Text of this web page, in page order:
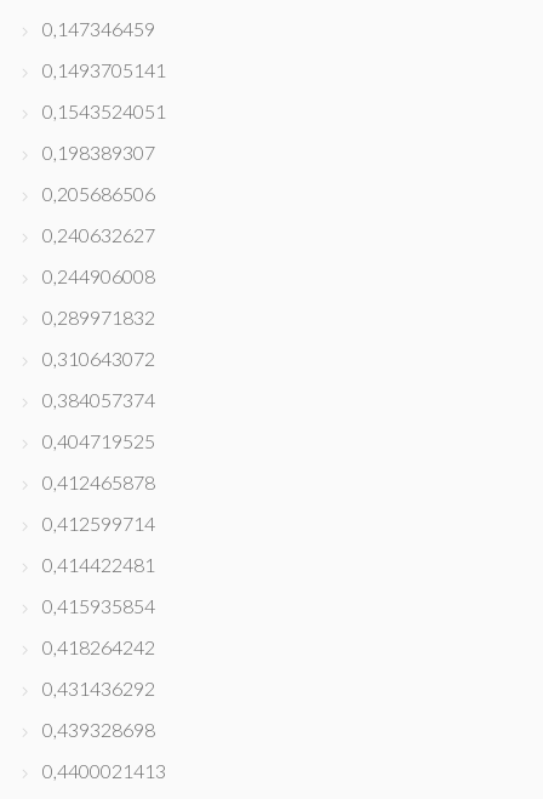
0,147346459
0,1493705141
0,1543524051
0,198389307
0,205686506
0,240632627
0,244906008
0,289971832
0,310643072
0,384057374
0,404719525
0,412465878
0,412599714
0,414422481
0,415935854
0,418264242
0,431436292
0,439328698
0,4400021413